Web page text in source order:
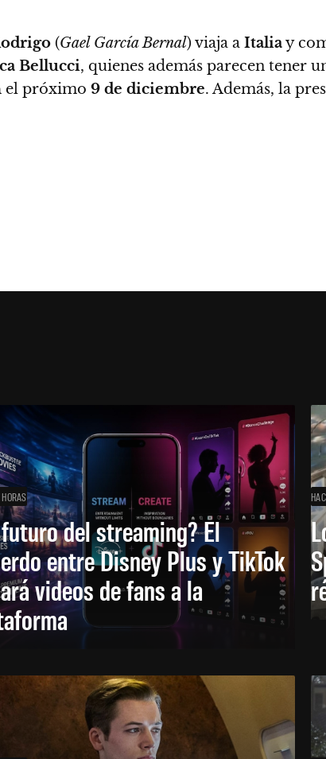
(Gael García Bernal) viaja a Italiay
Bellucci, quienes además parecen tener
el próximo 9 de diciembre. Además, la
del streaming? El
entre Disney Plus y TikTok
videos de fans a la